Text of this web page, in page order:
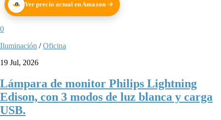
Ver precio actual en Amazon
0
Iluminación /Oficina
19 Jul, 2026
Lámpara de monitor Philips Lightning
Edison, con 3 modos de luz blanca y carga
USB.